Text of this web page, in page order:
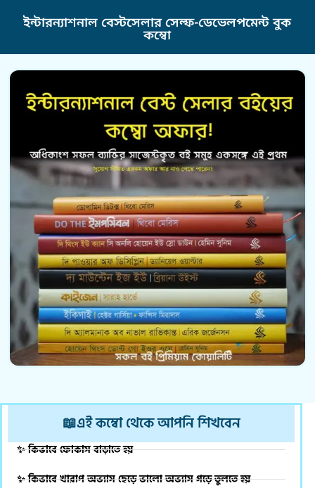
ইন্টারন্যাশনাল বেস্টসেলার সেল্ফ-ডেভেলপমেন্ট বুক
কম্বো
📖এই কম্বো থেকে আপনি শিখবেন
✨ কিভাবে ফোকাস বাড়াতে হয়
✨ কিভাবে খারাপ অভ্যাস ছেড়ে ভালো অভ্যাস গড়ে তুলতে হয়